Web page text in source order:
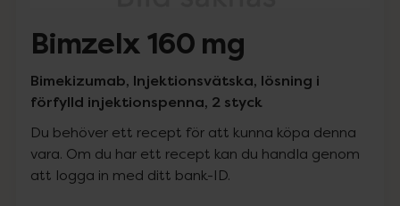
Bimzelx 160 mg
Bimekizumab, Injektionsvätska, lösning i
förfylld injektionspenna, 2 styck
Du behöver ett recept för att kunna köpa denna
vara. Om du har ett recept kan du handla genom
att logga in med ditt bank-ID.